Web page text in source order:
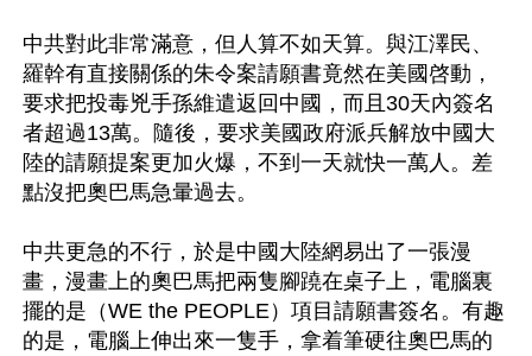
中共對此非常滿意，但人算不如天算。與江澤民、
羅幹有直接關係的朱令案請願書竟然在美國啓動，
要求把投毒兇手孫維遣返回中國，而且30天內簽名
者超過13萬。隨後，要求美國政府派兵解放中國大
陸的請願提案更加火爆，不到一天就快一萬人。差
點沒把奧巴馬急暈過去。
中共更急的不行，於是中國大陸網易出了一張漫
畫，漫畫上的奧巴馬把兩隻腳蹺在桌子上，電腦裏
擺的是（WE the PEOPLE）項目請願書簽名。有趣
的是，電腦上伸出來一隻手，拿着筆硬往奧巴馬的